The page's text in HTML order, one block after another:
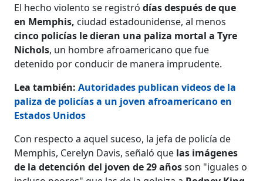
El hecho violento se registró días después de que
en Memphis, ciudad estadounidense, al menos
cinco policías le dieran una paliza mortal a Tyre
Nichols, un hombre afroamericano que fue
detenido por conducir de manera imprudente.
Lea también:Autoridades publican videos de la
paliza de policías a un joven afroamericano en
Estados Unidos
Con respecto a aquel suceso, la jefa de policía de
Memphis, Cerelyn Davis, señaló que las imágenes
de la detención del joven de 29 añosson "iguales o